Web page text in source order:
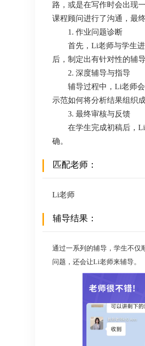
路，或是在写作时会出现
课程顾问进行了沟通，最
1. 作业问题诊断
首先，Li老师与学生
后，制定出有针对性的辅导
2. 深度辅导与指导
辅导过程中，Li老师
示范如何将分析结果组织
3. 最终审核与反馈
在学生完成初稿后，
确。
匹配老师：
Li老师
辅导结果：
通过一系列的辅导，学生不仅
问题，还会让Li老师来辅导。